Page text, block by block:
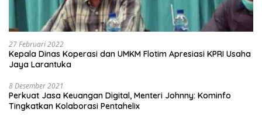
27 Februari 2022
Kepala Dinas Koperasi dan UMKM Flotim Apresiasi KPRI Usaha
Jaya Larantuka
8 Desember 2021
Perkuat Jasa Keuangan Digital, Menteri Johnny: Kominfo
Tingkatkan Kolaborasi Pentahelix